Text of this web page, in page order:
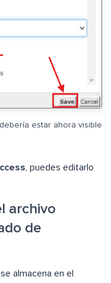
estar ahora visible
, puedes editarlo
archivo
de
se almacena en el